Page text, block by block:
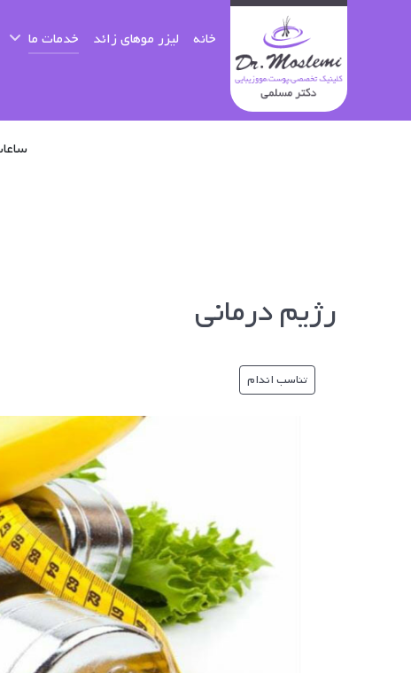
خانه لیزر موهای زائد خدمات ما
ساعات
رژیم درمانی
تناسب اندام